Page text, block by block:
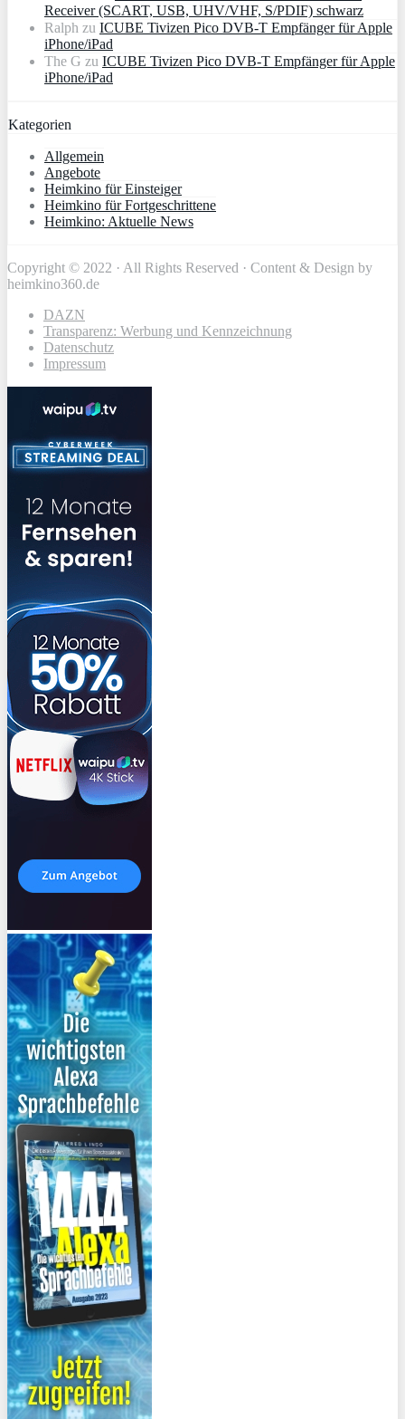
Receiver (SCART, USB, UHV/VHF, S/PDIF) schwarz
Ralph zu ICUBE Tivizen Pico DVB-T Empfänger für Apple
iPhone/iPad
The G zu ICUBE Tivizen Pico DVB-T Empfänger für Apple
iPhone/iPad
Kategorien
Allgemein
Angebote
Heimkino für Einsteiger
Heimkino für Fortgeschrittene
Heimkino: Aktuelle News
Copyright © 2022 · All Rights Reserved · Content & Design by
heimkino360.de
DAZN
Transparenz: Werbung und Kennzeichnung
Datenschutz
Impressum